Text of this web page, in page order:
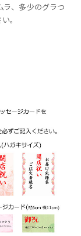
、多少のグラつ
。